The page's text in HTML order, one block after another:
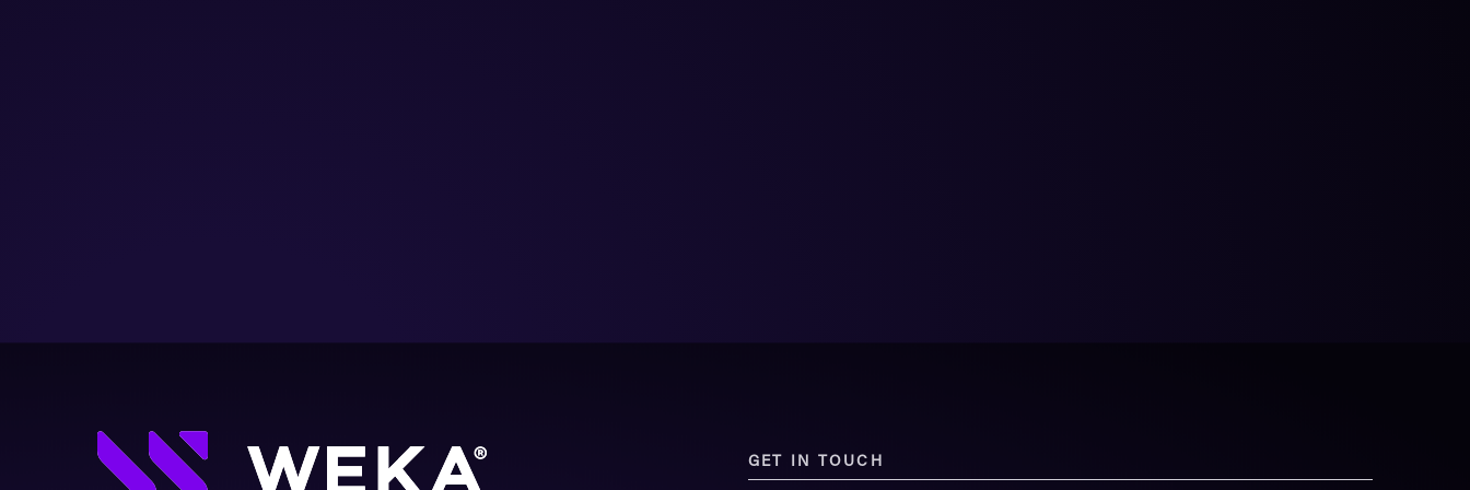
GET IN TOUCH